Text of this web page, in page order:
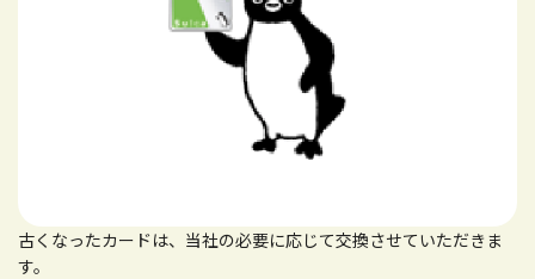
古くなったカードは、当社の必要に応じて交換させていただきま
す。